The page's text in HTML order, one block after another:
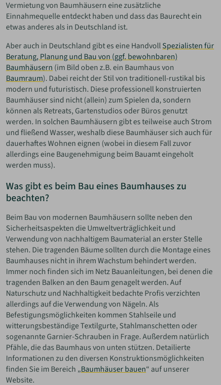
Vermietung von Baumhäusern eine zusätzliche
Einnahmequelle entdeckt haben und dass das Baurecht ein
etwas anderes als in Deutschland ist.
Aber auch in Deutschland gibt es eine HandvollSpezialisten für
Beratung, Planung und Bau von (ggf. bewohnbaren)
Baumhäusern (im Bild oben z.B. ein Baumhaus von
Baumraum). Dabei reicht der Stil von traditionell-rustikal bis
modern und futuristisch. Diese professionell konstruierten
Baumhäuser sind nicht (allein) zum Spielen da, sondern
können als Retreats, Gartenstudios oder Büros genutzt
werden. In solchen Baumhäusern gibt es teilweise auch Strom
und fließend Wasser, weshalb diese Baumhäuser sich auch für
dauerhaftes Wohnen eignen (wobei in diesem Fall zuvor
allerdings eine Baugenehmigung beim Bauamt eingeholt
werden muss).
Was gibt es beim Bau eines Baumhauses zu
beachten?
Beim Bau von modernen Baumhäusern sollte neben den
Sicherheitsaspekten die Umweltverträglichkeit und
Verwendung von nachhaltigem Baumaterial an erster Stelle
stehen. Die tragenden Bäume sollten durch die Montage eines
Baumhauses nicht in ihrem Wachstum behindert werden.
Immer noch finden sich im Netz Bauanleitungen, bei denen die
tragenden Balken an den Baum genagelt werden. Auf
Naturschutz und Nachhaltigkeit bedachte Profis verzichten
allerdings auf die Verwendung von Nägeln. Als
Befestigungsmöglichkeiten kommen Stahlseile und
witterungsbeständige Textilgurte, Stahlmanschetten oder
sogenannte Garnier-Schrauben in Frage. Außerdem natürlich
Pfähle, die das Baumhaus von unten stützen. Detailierte
Informationen zu den diversen Konstruktionsmöglichkeiten
finden Sie im Bereich „Baumhäuser bauen“ auf unserer
Website.